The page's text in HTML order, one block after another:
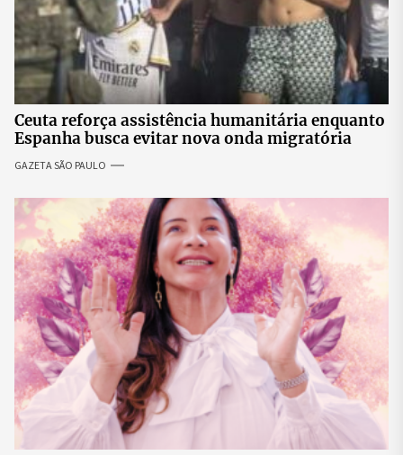
Ceuta reforça assistência humanitária enquanto
Espanha busca evitar nova onda migratória
GAZETA SÃO PAULO